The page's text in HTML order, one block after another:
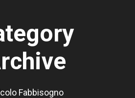
Fabbisogno